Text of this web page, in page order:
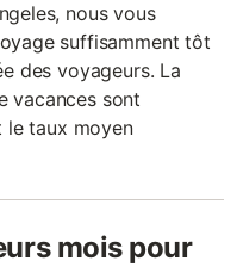
nous vous
suffisamment tôt
des voyageurs. La
vacances sont
le taux moyen
mois pour